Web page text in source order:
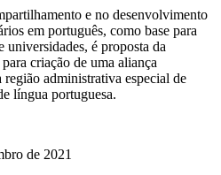
e no desenvolvimento
em português, como base para
universidades, é proposta da
criação de uma aliança
administrativa especial de
língua portuguesa.
de 2021